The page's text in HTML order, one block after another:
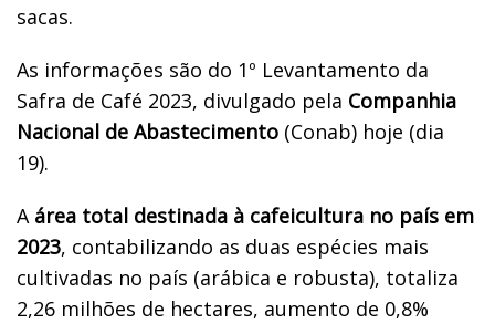
sacas.
As informações são do 1º Levantamento da
Safra de Café 2023, divulgado pela Companhia
Nacional de Abastecimento (Conab) hoje (dia
19).
A área total destinada à cafeicultura no país em
2023, contabilizando as duas espécies mais
cultivadas no país (arábica e robusta), totaliza
2,26 milhões de hectares, aumento de 0,8%